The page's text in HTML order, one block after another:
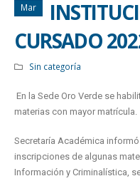
Mar
CURSADO
Sin categoría
En la Sede Oro Verde se
materias con mayor matrícula.
Secretaría Académica
inscripciones de algunas
Información y Criminalística,